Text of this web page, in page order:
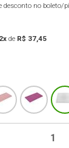
desconto no boleto/
2x de R$ 37,45